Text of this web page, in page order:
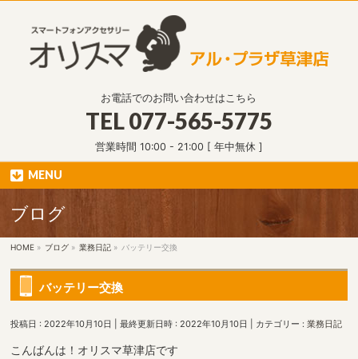
お電話でのお問い合わせはこちら
TEL077-565-5775
営業時間 10:00 - 21:00 [ 年中無休 ]
MENU
ブログ
HOME » ブログ » 業務日記 » バッテリー交換
バッテリー交換
投稿日 : 2022年10月10日 最終更新日時 : 2022年10月10日 カテゴリー :業務日記
こんばんは！オリスマ草津店です